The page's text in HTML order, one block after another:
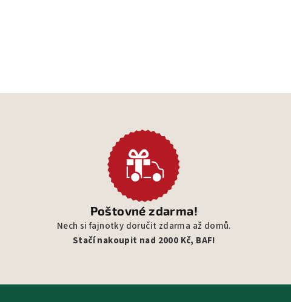
Poštovné zdarma!
Nech si fajnotky doručit zdarma až domů.
Stačí nakoupit nad 2000 Kč, BAF!